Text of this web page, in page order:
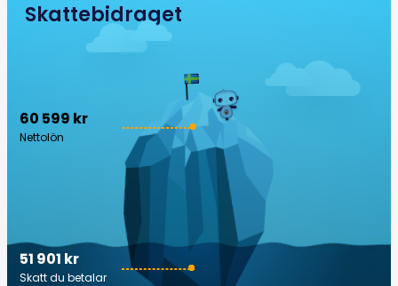
Skattebidraget
60 599 kr
Nettolön
51 901 kr
Skatt du betalar